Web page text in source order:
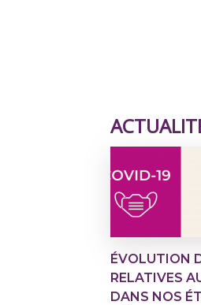
ÉVOLUTION
RELATIVES
DANS NOS